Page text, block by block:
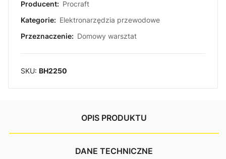
Producent: Procraft
Kategorie: Elektronarzędzia przewodowe
Przeznaczenie: Domowy warsztat
SKU: BH2250
OPIS PRODUKTU
DANE TECHNICZNE